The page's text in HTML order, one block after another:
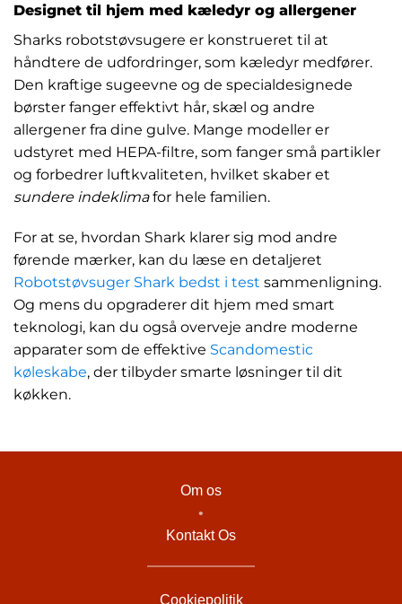
Designet til hjem med kæledyr og allergener
Sharks robotstøvsugere er konstrueret til at
håndtere de udfordringer, som kæledyr medfører.
Den kraftige sugeevne og de specialdesignede
børster fanger effektivt hår, skæl og andre
allergener fra dine gulve. Mange modeller er
udstyret med HEPA-filtre, som fanger små partikler
og forbedrer luftkvaliteten, hvilket skaber et
sundere indeklimafor hele familien.
For at se, hvordan Shark klarer sig mod andre
førende mærker, kan du læse en detaljeret
Robotstøvsuger Shark bedst i test sammenligning.
Og mens du opgraderer dit hjem med smart
teknologi, kan du også overveje andre moderne
apparater som de effektive Scandomestic
køleskabe, der tilbyder smarte løsninger til dit
køkken.
Om os
•
Kontakt Os
Cookiepolitik